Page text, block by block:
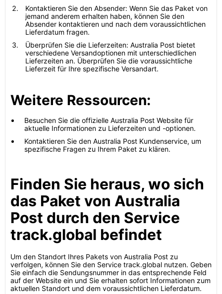
Kontaktieren Sie den Absender: Wenn Sie das Paket von
jemand anderem erhalten haben, können Sie den
Absender kontaktieren und nach dem voraussichtlichen
Lieferdatum fragen.
Überprüfen Sie die Lieferzeiten: Australia Post bietet
verschiedene Versandoptionen mit unterschiedlichen
Lieferzeiten an. Überprüfen Sie die voraussichtliche
Lieferzeit für Ihre spezifische Versandart.
Weitere Ressourcen:
Besuchen Sie die offizielle Australia Post Website für
aktuelle Informationen zu Lieferzeiten und -optionen.
Kontaktieren Sie den Australia Post Kundenservice, um
spezifische Fragen zu Ihrem Paket zu klären.
Finden Sie heraus, wo sich
das Paket von Australia
Post durch den Service
track.global befindet
Um den Standort Ihres Pakets von Australia Post zu
verfolgen, können Sie den Service track.global nutzen. Geben
Sie einfach die Sendungsnummer in das entsprechende Feld
auf der Website ein und Sie erhalten sofort Informationen zum
aktuellen Standort und dem voraussichtlichen Lieferdatum.